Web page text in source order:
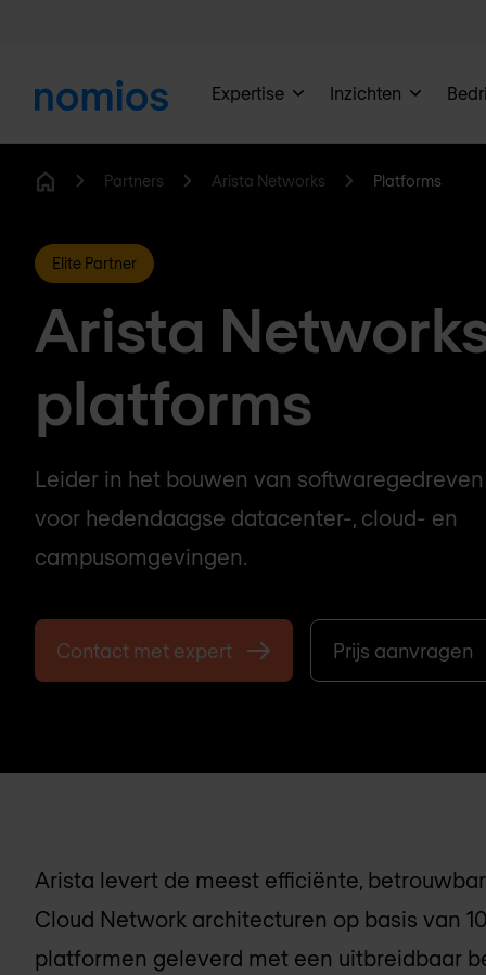
Expertise Inzichten
Partners Arista Networks Platforms
Elite Partner
Arista
platforms
Leider in het bouwen van
voor hedendaagse datacenter-, cloud- en
campusomgevingen.
Contact met expert Prijs aanvragen
Arista levert de meest efficiënte,
Cloud Network architecturen op basis van
platformen geleverd met een uitbreidbaar